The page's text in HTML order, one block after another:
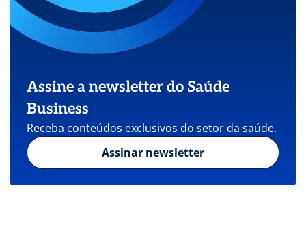
Assine a newsletter do Saúde
Business
Receba conteúdos exclusivos do setor da saúde.
Assinar newsletter